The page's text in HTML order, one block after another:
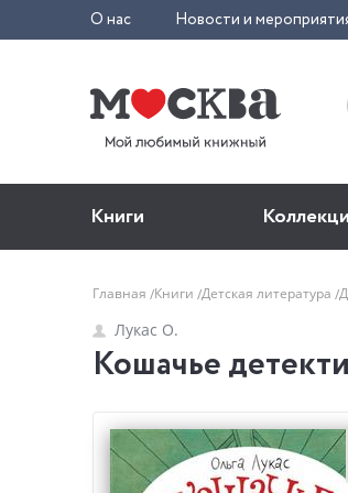
О нас Новости и
Книги
Главная Книги Детская литература
Лукас О.
Кошачье